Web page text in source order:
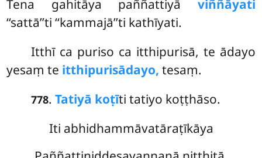
Tena gahitāya paññattiyā viññāyati
‘‘sattā’’ti ‘‘kammajā’’ti kathīyati.
Itthī ca puriso ca itthipurisā, te ādayo
yesaṃ te itthipurisādayo, tesaṃ.
778.Tatiyā koṭīti tatiyo koṭṭhāso.
Iti abhidhammāvatāraṭīkāya